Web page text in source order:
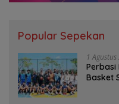
Popular Sepekan
1
Perbasi
Basket